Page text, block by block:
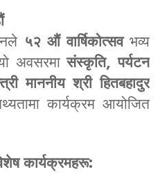
५२ औं वार्षिकोत्सवभव्य
अवसरमासंस्कृति, पर्यटन
माननीय श्री हितबहादुर
कार्यक्रम आयोजित
कार्यक्रमहरू: